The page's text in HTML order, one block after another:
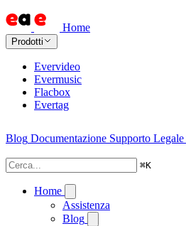
Home
Prodotti
Evervideo
Evermusic
Flacbox
Evertag
Blog Documentazione Supporto Legale
⌘K
Home
Assistenza
Blog